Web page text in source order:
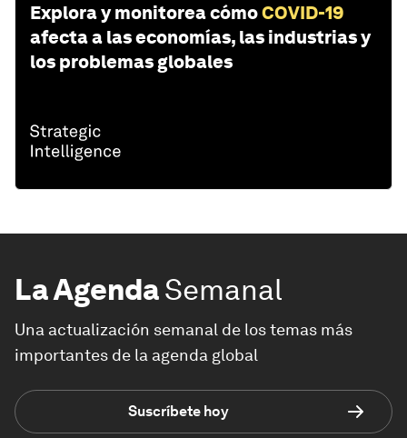
Explora y monitorea cómoCOVID-19
afecta a las economías, las industrias y
los problemas globales
La AgendaSemanal
Una actualización semanal de los temas más
importantes de la agenda global
Suscríbete hoy